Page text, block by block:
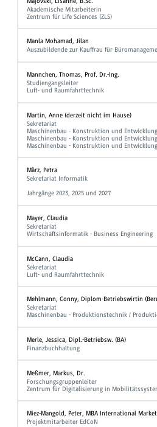
Akademische Mitarbeiterin
Zentrum für Life Sciences (ZLS)
Manla Mohamad, Jilan
Auszubildende zur Kauffrau für
Mannchen, Thomas, Prof. Dr.-Ing.
Studiengangsleiter
Luft- und Raumfahrttechnik
Martin, Anne (derzeit nicht im Hause)
Sekretariat
Maschinenbau - Konstruktion und Entwicklung
Maschinenbau - Konstruktion und
Maschinenbau - Konstruktion und
März, Petra
Sekretariat Informatik
Jahrgänge 2023, 2025 und 2027
Mayer, Claudia
Sekretariat
Wirtschaftsinformatik - Business Engineering
McCann, Claudia
Sekretariat
Luft- und Raumfahrttechnik
Mehlmann, Conny, Diplom-Betriebswirtin
Sekretariat
Maschinenbau - Produktionstechnik /
Merle, Jessica, Dipl.-Betriebsw. (BA)
Finanzbuchhaltung
Meßmer, Markus, Dr.
Forschungsgruppenleiter
Zentrum für Digitalisierung in
Miez-Mangold, Peter, MBA International
Projektmitarbeiter EdCoN